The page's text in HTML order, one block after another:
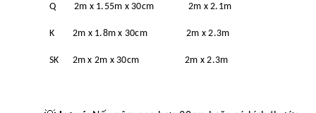
Q 2m x 1.55m x 30cm 2m x 2.1m
K 2m x 1.8m x 30cm 2m x 2.3m
SK 2m x 2m x 30cm 2m x 2.3m